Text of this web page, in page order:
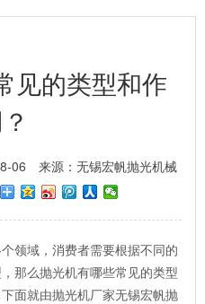
见的类型和作
06
来源：无锡宏帆抛光机械
领域，消费者需要根据不同的
那么抛光机有哪些常见的类型
面就由抛光机厂家无锡宏帆抛